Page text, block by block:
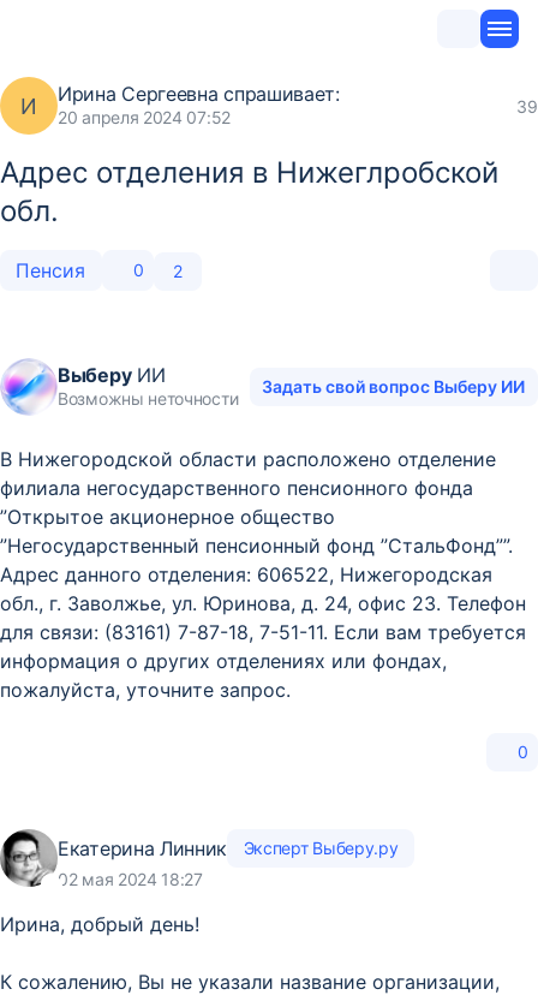
И Ирина Сергеевна спрашивает:
20 апреля 2024 07:52
39
Адрес отделения в Нижеглробской
обл.
Пенсия 0 2
ВыберуИИ
Возможны неточности
Задать свой вопрос Выберу ИИ
В Нижегородской области расположено отделение
филиала негосударственного пенсионного фонда
”Открытое акционерное общество
”Негосударственный пенсионный фонд ”СтальФонд””.
Адрес данного отделения: 606522, Нижегородская
обл., г. Заволжье, ул. Юринова, д. 24, офис 23. Телефон
для связи: (83161) 7-87-18, 7-51-11. Если вам требуется
информация о других отделениях или фондах,
пожалуйста, уточните запрос.
0
Екатерина Линник
Эксперт Выберу.ру
02 мая 2024 18:27
Ирина, добрый день!
К сожалению, Вы не указали название организации,